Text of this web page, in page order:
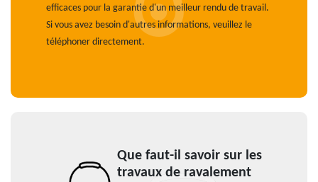
efficaces pour la garantie d'un meilleur rendu de travail.
Si vous avez besoin d'autres informations, veuillez le
téléphoner directement.
Que faut-il savoir sur les
travaux de ravalement